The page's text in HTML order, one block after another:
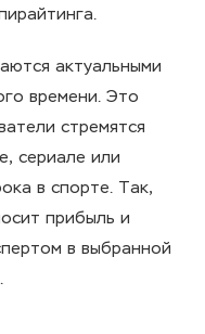
актуальными
времени. Это
стремятся
сериале или
в спорте. Так,
прибыль и
в выбранной